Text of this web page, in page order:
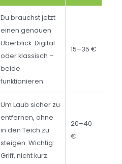
Du brauchst jetzt
einen genauen
Überblick. Digital
oder klassisch –
beide
funktionieren.
15–35 €
Um Laub sicher zu
entfernen, ohne
in den Teich zu
steigen. Wichtig:
Griff, nicht kurz.
20–40
€